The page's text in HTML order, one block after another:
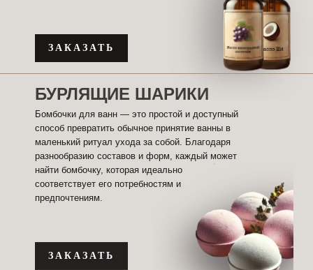
Бомбочки для ванн — это простой и доступный
способ превратить обычное принятие ванны в
маленький ритуал ухода за собой. Благодаря
разнообразию составов и форм, каждый может
найти бомбочку, которая идеально
соответствует его потребностям и
предпочтениям.
БУРЛЯЩИЕ ШАРИКИ
ЗАКАЗАТЬ
ЗАКАЗАТЬ